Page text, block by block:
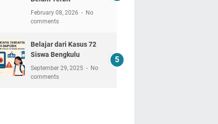
February 08, 2026
No
comments
Belajar dari Kasus 72
Siswa Bengkulu
September 29, 2025
No
comments